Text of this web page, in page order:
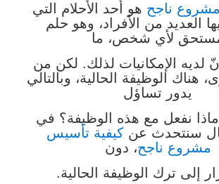
مشروع ناجح هو أحد الأحلام التي
العديد من الأفراد، وهو حلم
لأي شخص، ما
لديه الإمكانيات لذلك. لكن من
هناك الوظيفة الحالية، وبالتالي
يدور تساؤل
ماذا نفعل مع هذه الوظيفة؟ في
سنتحدث عن كيفية تأسيس
مشروع ناجح، دون
إلى ترك الوظيفة الحالية.